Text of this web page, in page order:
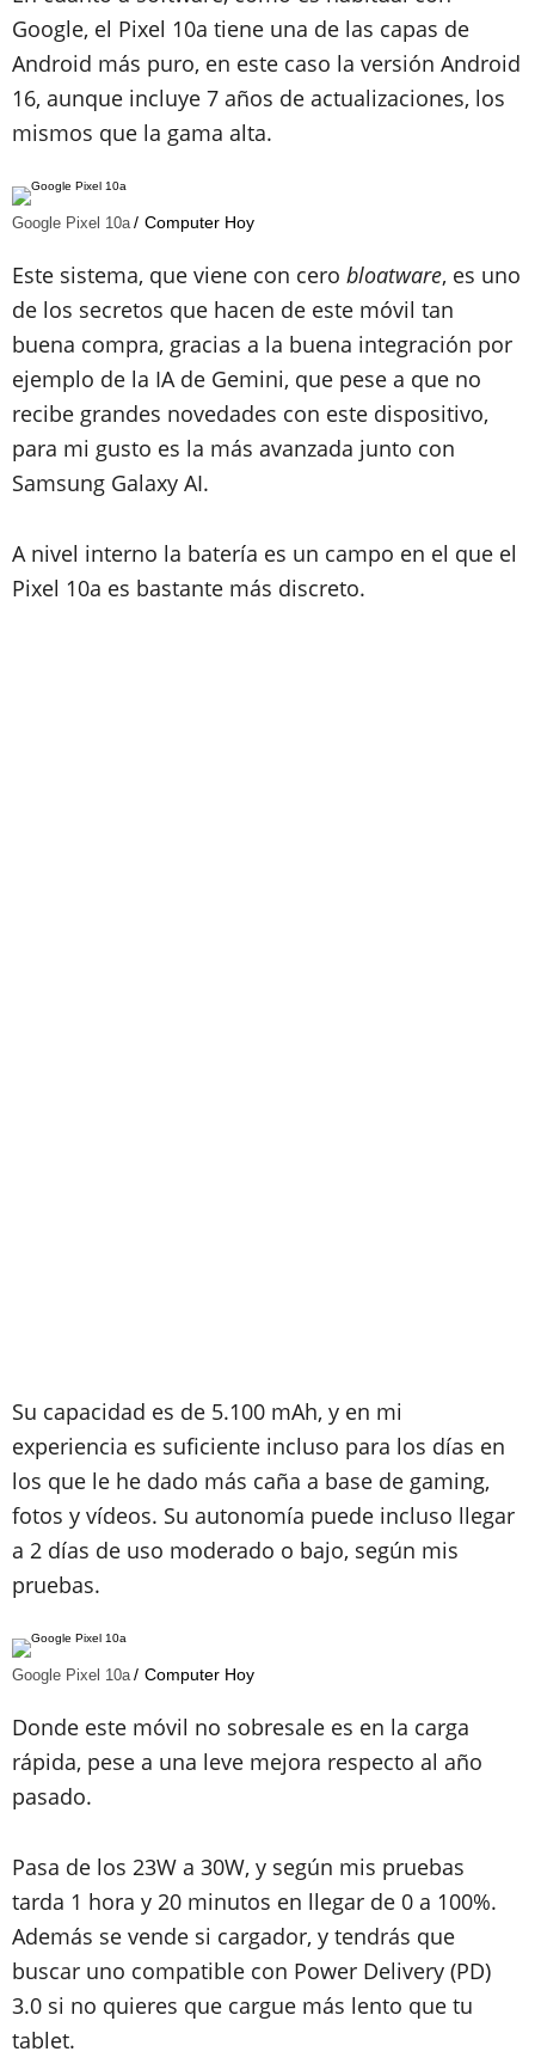
Google, el Pixel 10a tiene una de las capas de
Android más puro, en este caso la versión Android
16, aunque incluye 7 años de actualizaciones, los
mismos que la gama alta.
Google Pixel 10a Computer Hoy
Este sistema, que viene con cero bloatware, es uno
de los secretos que hacen de este móvil tan
buena compra, gracias a la buena integración por
ejemplo de la IA de Gemini, que pese a que no
recibe grandes novedades con este dispositivo,
para mi gusto es la más avanzada junto con
Samsung Galaxy AI.
A nivel interno la batería es un campo en el que el
Pixel 10a es bastante más discreto.
Su capacidad es de 5.100 mAh, y en mi
experiencia es suficiente incluso para los días en
los que le he dado más caña a base de gaming,
fotos y vídeos. Su autonomía puede incluso llegar
a 2 días de uso moderado o bajo, según mis
pruebas.
Google Pixel 10a Computer Hoy
Donde este móvil no sobresale es en la carga
rápida, pese a una leve mejora respecto al año
pasado.
Pasa de los 23W a 30W, y según mis pruebas
tarda 1 hora y 20 minutos en llegar de 0 a 100%.
Además se vende si cargador, y tendrás que
buscar uno compatible con Power Delivery (PD)
3.0 si no quieres que cargue más lento que tu
tablet.